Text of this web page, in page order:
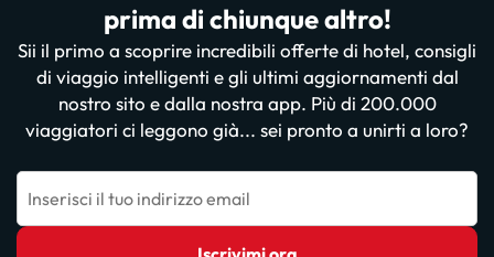
prima di chiunque altro!
Sii il primo a scoprire incredibili offerte di hotel, consigli
di viaggio intelligenti e gli ultimi aggiornamenti dal
nostro sito e dalla nostra app. Più di 200.000
viaggiatori ci leggono già... sei pronto a unirti a loro?
Inserisci il tuo indirizzo email